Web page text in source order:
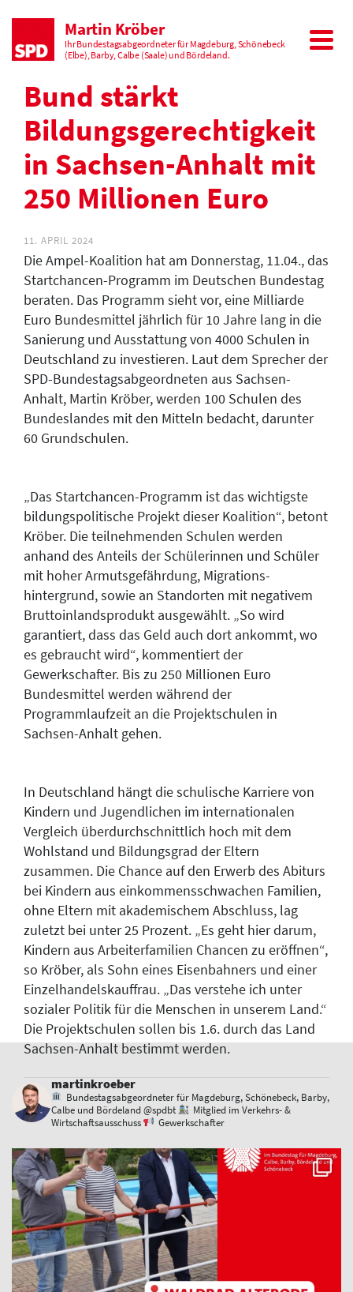
Martin Kröber
Ihr Bundestagsabgeordneter für Magdeburg, Schönebeck
(Elbe), Barby, Calbe (Saale) und Bördeland.
Bund stärkt
Bildungsgerechtigkeit
in Sachsen-Anhalt mit
250 Millionen Euro
11. APRIL 2024
Die Ampel-Koalition hat am Donnerstag, 11.04., das
Startchancen-Programm im Deutschen Bundestag
beraten. Das Programm sieht vor, eine Milliarde
Euro Bundesmittel jährlich für 10 Jahre lang in die
Sanierung und Ausstattung von 4000 Schulen in
Deutschland zu investieren. Laut dem Sprecher der
SPD-Bundestagsabgeordneten aus Sachsen-
Anhalt, Martin Kröber, werden 100 Schulen des
Bundeslandes mit den Mitteln bedacht, darunter
60 Grundschulen.
„Das Startchancen-Programm ist das wichtigste
bildungspolitische Projekt dieser Koalition“, betont
Kröber. Die teilnehmenden Schulen werden
anhand des Anteils der Schülerinnen und Schüler
mit hoher Armutsgefährdung, Migrations-
hintergrund, sowie an Standorten mit negativem
Bruttoinlandsprodukt ausgewählt. „So wird
garantiert, dass das Geld auch dort ankommt, wo
es gebraucht wird“, kommentiert der
Gewerkschafter. Bis zu 250 Millionen Euro
Bundesmittel werden während der
Programmlaufzeit an die Projektschulen in
Sachsen-Anhalt gehen.
In Deutschland hängt die schulische Karriere von
Kindern und Jugendlichen im internationalen
Vergleich überdurchschnittlich hoch mit dem
Wohlstand und Bildungsgrad der Eltern
zusammen. Die Chance auf den Erwerb des Abiturs
bei Kindern aus einkommensschwachen Familien,
ohne Eltern mit akademischem Abschluss, lag
zuletzt bei unter 25 Prozent. „Es geht hier darum,
Kindern aus Arbeiterfamilien Chancen zu eröffnen“,
so Kröber, als Sohn eines Eisenbahners und einer
Einzelhandelskauffrau. „Das verstehe ich unter
sozialer Politik für die Menschen in unserem Land.“
Die Projektschulen sollen bis 1.6. durch das Land
Sachsen-Anhalt bestimmt werden.
martinkroeber
Bundestagsabgeordneter für Magdeburg, Schönebeck, Barby,
Calbe und Bördeland @spdbt
Mitglied im Verkehrs- &
Wirtschaftsausschuss
Gewerkschafter